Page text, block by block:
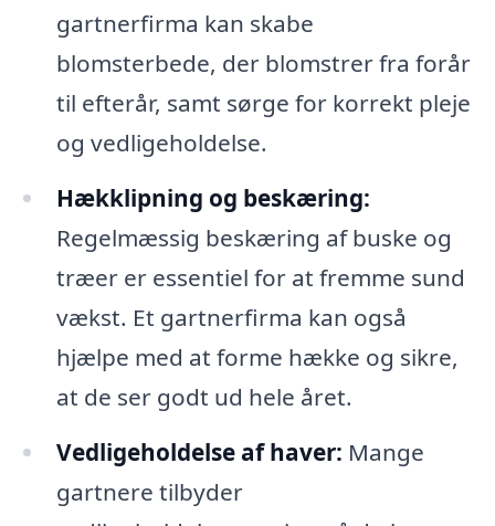
gartnerfirma kan skabe
blomsterbede, der blomstrer fra forår
til efterår, samt sørge for korrekt pleje
og vedligeholdelse.
Hækklipning og beskæring:
Regelmæssig beskæring af buske og
træer er essentiel for at fremme sund
vækst. Et gartnerfirma kan også
hjælpe med at forme hække og sikre,
at de ser godt ud hele året.
Vedligeholdelse af haver: Mange
gartnere tilbyder